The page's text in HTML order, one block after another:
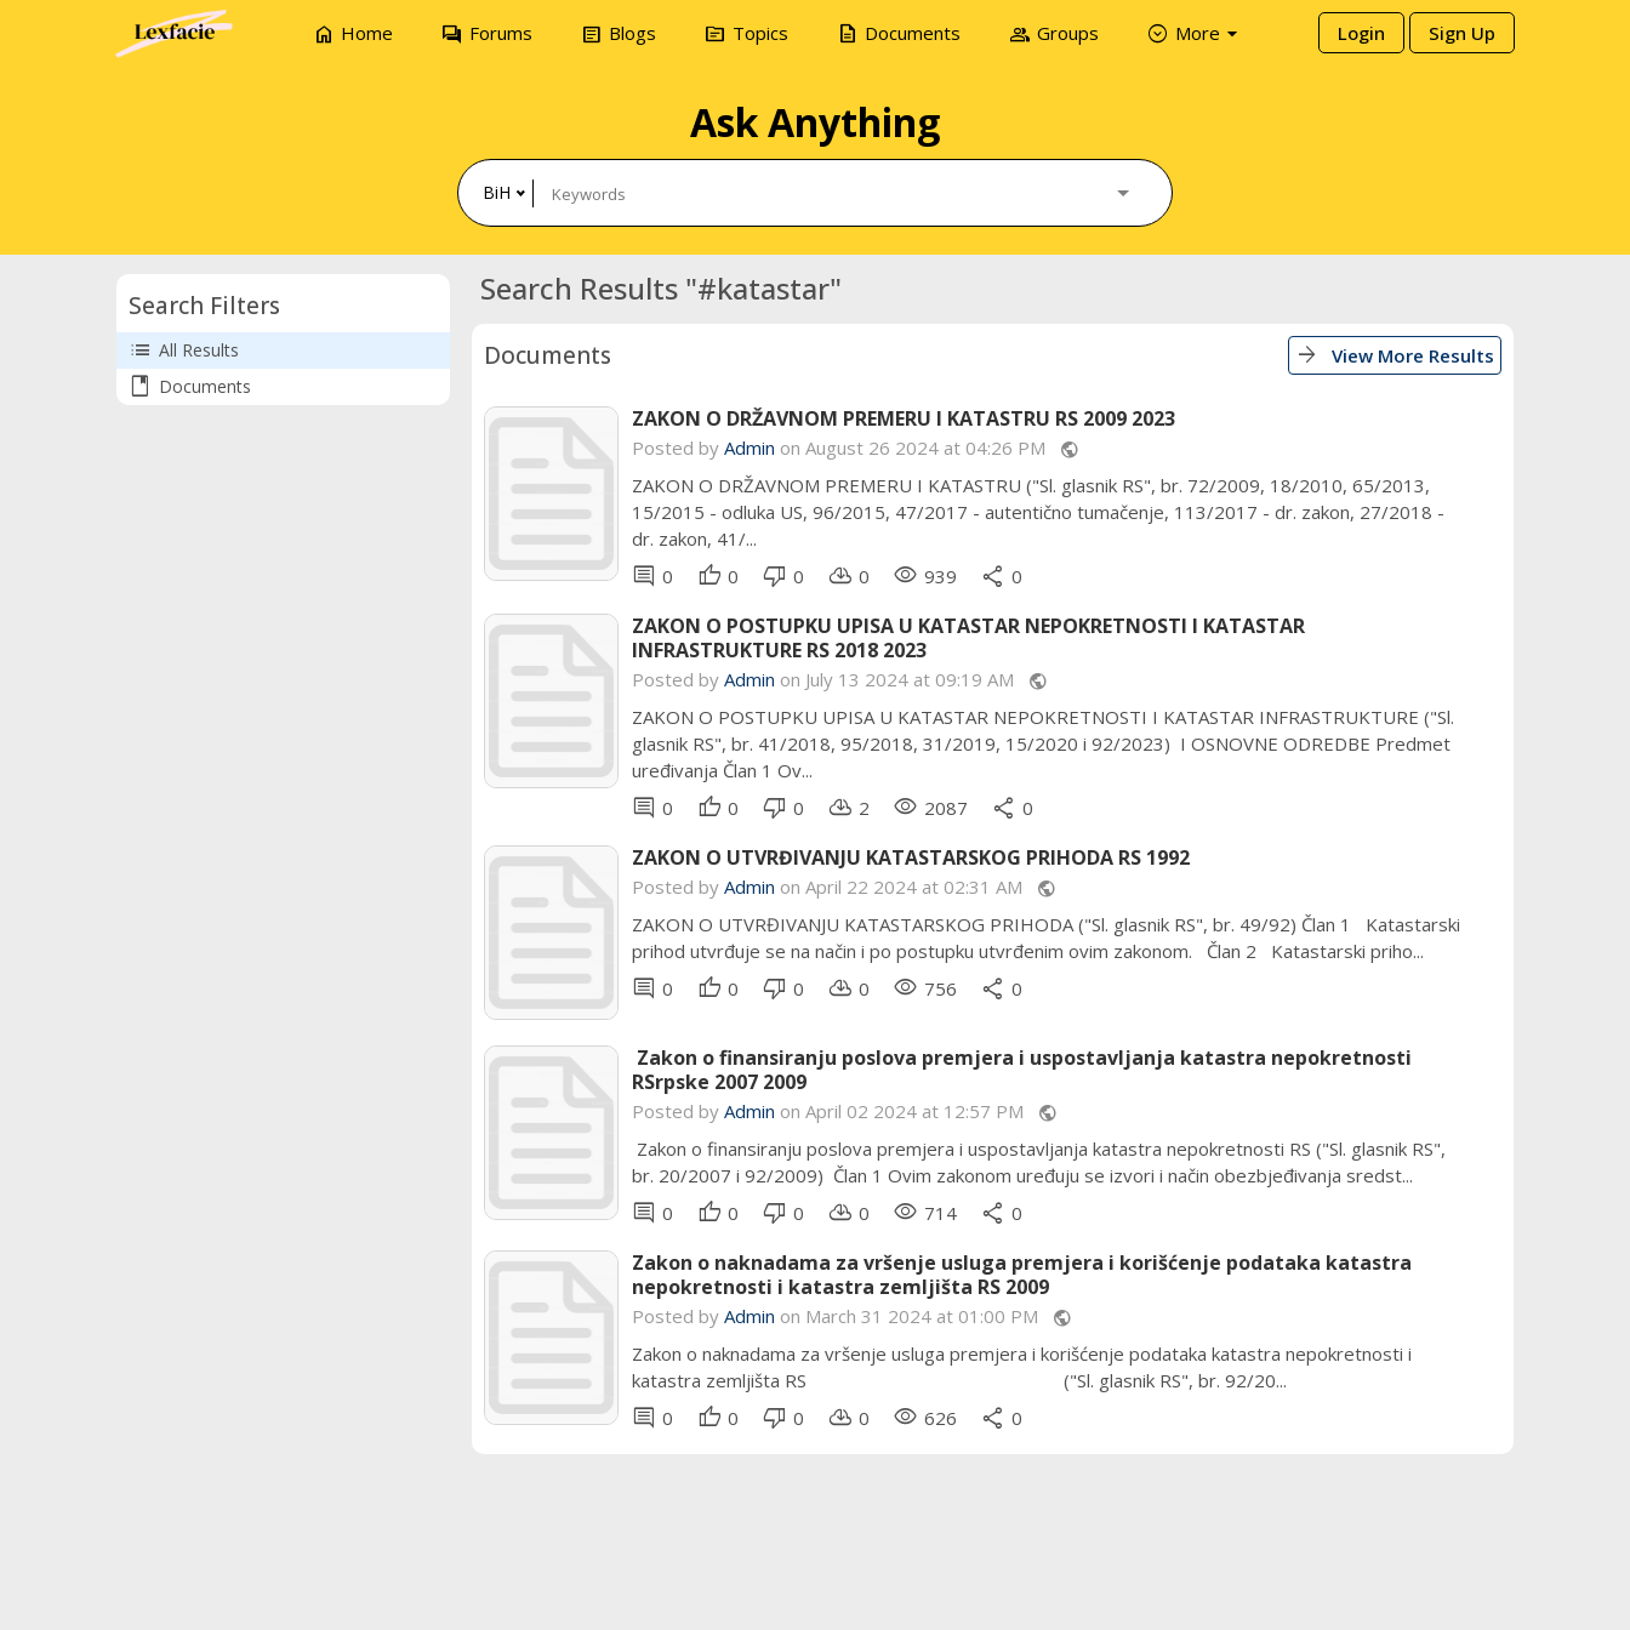
Login Sign Up
home Home forum Forums article Blogs topic Topics description Documents group Groups arrow_drop_down
expand_circle_down More
Ask Anything
BiH
Search Filters
list All Results
book Documents
Search Results "#katastar"
Documents arrow_forward View More Results
ZAKON O DRŽAVNOM PREMERU I KATASTRU RS 2009 2023
Posted by Admin on August 26 2024 at 04:26 PM public
ZAKON O DRŽAVNOM PREMERU I KATASTRU ("Sl. glasnik RS", br. 72/2009, 18/2010, 65/2013,
15/2015 - odluka US, 96/2015, 47/2017 - autentično tumačenje, 113/2017 - dr. zakon, 27/2018 -
dr. zakon, 41/...
comment 0 thumb_up 0 thumb_down 0 cloud_download 0 remove_red_eye 939 share 0
ZAKON O POSTUPKU UPISA U KATASTAR NEPOKRETNOSTI I KATASTAR
INFRASTRUKTURE RS 2018 2023
Posted by Admin on July 13 2024 at 09:19 AM public
ZAKON O POSTUPKU UPISA U KATASTAR NEPOKRETNOSTI I KATASTAR INFRASTRUKTURE ("Sl.
glasnik RS", br. 41/2018, 95/2018, 31/2019, 15/2020 i 92/2023) I OSNOVNE ODREDBE Predmet
uređivanja Član 1 Ov...
comment 0 thumb_up 0 thumb_down 0 cloud_download 2 remove_red_eye 2087 share 0
ZAKON O UTVRĐIVANJU KATASTARSKOG PRIHODA RS 1992
Posted by Admin on April 22 2024 at 02:31 AM public
ZAKON O UTVRĐIVANJU KATASTARSKOG PRIHODA ("Sl. glasnik RS", br. 49/92) Član 1 Katastarski
prihod utvrđuje se na način i po postupku utvrđenim ovim zakonom. Član 2 Katastarski priho...
comment 0 thumb_up 0 thumb_down 0 cloud_download 0 remove_red_eye 756 share 0
Zakon o finansiranju poslova premjera i uspostavljanja katastra nepokretnosti
RSrpske 2007 2009
Posted by Admin on April 02 2024 at 12:57 PM public
Zakon o finansiranju poslova premjera i uspostavljanja katastra nepokretnosti RS ("Sl. glasnik RS",
br. 20/2007 i 92/2009) Član 1 Ovim zakonom uređuju se izvori i način obezbjeđivanja sredst...
comment 0 thumb_up 0 thumb_down 0 cloud_download 0 remove_red_eye 714 share 0
Zakon o naknadama za vršenje usluga premjera i korišćenje podataka katastra
nepokretnosti i katastra zemljišta RS 2009
Posted by Admin on March 31 2024 at 01:00 PM public
Zakon o naknadama za vršenje usluga premjera i korišćenje podataka katastra nepokretnosti i
katastra zemljišta RS ("Sl. glasnik RS", br. 92/20...
comment 0 thumb_up 0 thumb_down 0 cloud_download 0 remove_red_eye 626 share 0